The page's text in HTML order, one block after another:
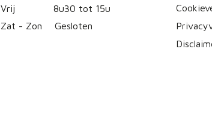
Vrij
8u30 tot 15u
Zat - Zon
Gesloten